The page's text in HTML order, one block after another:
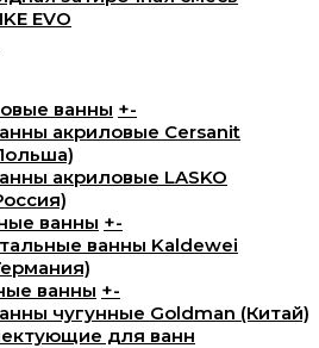
EVO
ванны +-
акриловые Cersanit
акриловые LASKO
ванны +-
ванны Kaldewei
ванны +-
чугунные Goldman (Китай)
для ванн